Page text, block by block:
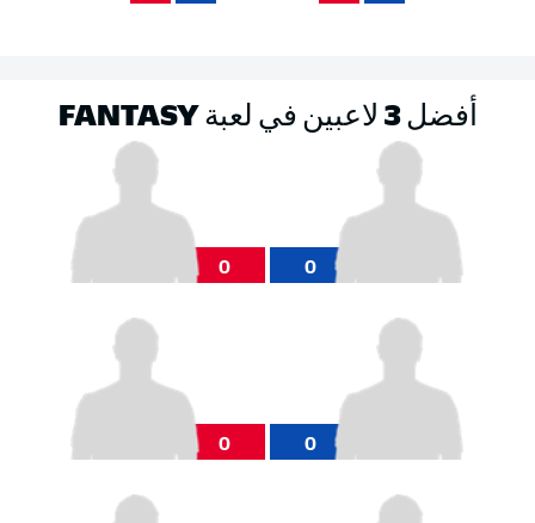
أفضل 3 لاعبين في لعبة FANTASY
0
0
0
0